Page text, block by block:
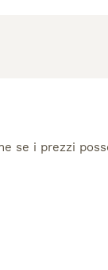
se i prezzi